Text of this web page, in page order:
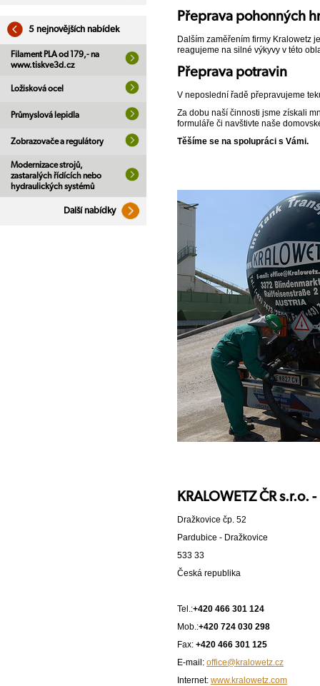
5 nejnovějších nabídek
Filament PLA od 179,- na
www.tiskve3d.cz
Ložisková ocel
Průmyslová lepidla
Zobrazovače a regulátory
Modernizace strojů,
zastaralých řídících nebo
hydraulických systémů
Další nabídky
Přeprava pohonných
Dalším zaměřením firmy Kralowetz
reagujeme na silné výkyvy v této
Přeprava potravin
V neposlední řadě přepravujeme
Za dobu naší činnosti jsme získali
formuláře či navštivte naše
Těšíme se na spolupráci s Vámi.
KRALOWETZ ČR
Dražkovice čp. 52
Pardubice - Dražkovice
533 33
Česká republika
Tel.:+420 466 301 124
Mob.:+420 724 030 298
Fax: +420 466 301 125
E-mail: office@kralowetz.cz
Internet: www.kralowetz.com